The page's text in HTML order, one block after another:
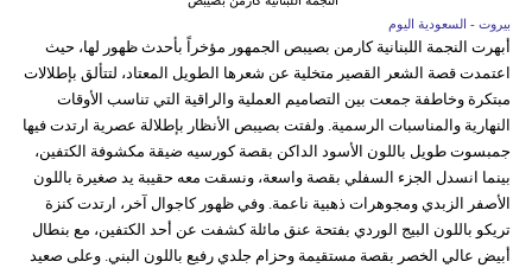
بيروت - السعودية اليوم
أبهرت النجمة اللبنانية كارمن بصيبص الجمهور مؤخراً بأحدث ظهور لها، حيث
اعتمدت قصة الشعر القصير متخلية عن شعرها الطويل المعتاد، لتتألق بإطلالات
مبتكرة وخاطفة جمعت بين التصاميم العملية والراقية التي تناسب الأوقات
النهارية والمناسبات الرسمية. ولفتت بصيبص الأنظار بإطلالة عصرية ارتدت فيها
جمبسوت طويل باللون الأسود الداكن بقصة كورسيه ضيقة مكشوفة الكتفين،
بينما انسدل الجزء السفلي بقصة واسعة، ونسقت معه حقيبة يد صغيرة باللون
الأصفر الزبدي ومجوهرات ذهبية ناعمة. وفي ظهور كاجوال آخر، ارتدت كنزة
تريكو باللون البيج الوردي بفتحة عنق مائلة كشفت عن أحد الكتفين، مع بنطال
أبيض عالي الخصر بقصة مستقيمة وحزام جلدي رفيع باللون البني. وعلى صعيد